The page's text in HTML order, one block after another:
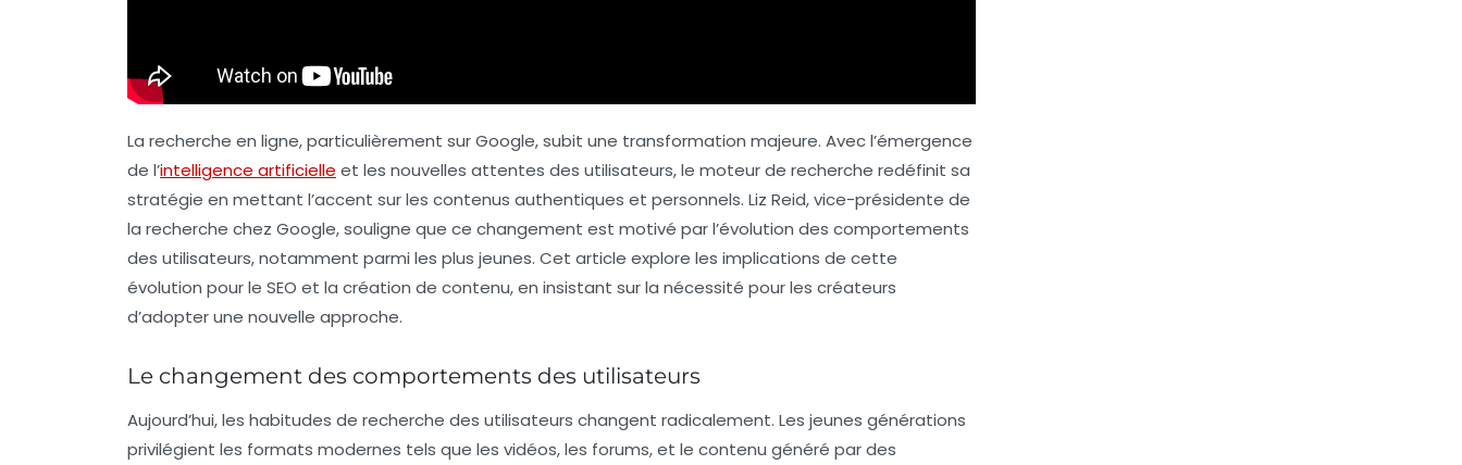
La recherche en ligne, particulièrement sur Google, subit une transformation majeure. Avec l’émergence
de l’intelligence artificielle et les nouvelles attentes des utilisateurs, le moteur de recherche redéfinit sa
stratégie en mettant l’accent sur les contenus authentiques et personnels. Liz Reid, vice-présidente de
la recherche chez Google, souligne que ce changement est motivé par l’évolution des comportements
des utilisateurs, notamment parmi les plus jeunes. Cet article explore les implications de cette
évolution pour le SEO et la création de contenu, en insistant sur la nécessité pour les créateurs
d’adopter une nouvelle approche.
Le changement des comportements des utilisateurs
Aujourd’hui, les habitudes de recherche des utilisateurs changent radicalement. Les jeunes générations
privilégient les formats modernes tels que les vidéos, les forums, et le contenu généré par des